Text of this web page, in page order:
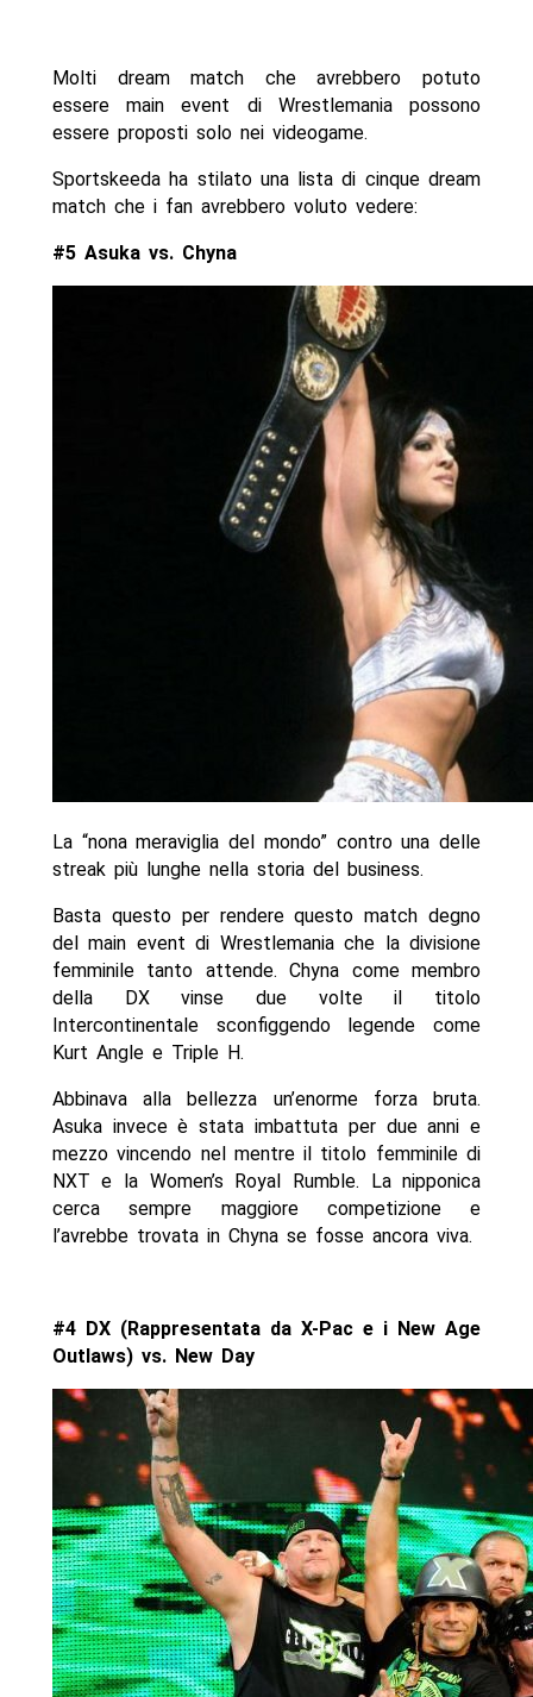
Molti dream match che avrebbero potuto
essere main event di Wrestlemania possono
essere proposti solo nei videogame.
Sportskeeda ha stilato una lista di cinque dream
match che i fan avrebbero voluto vedere:
#5 Asuka vs. Chyna
La “nona meraviglia del mondo” contro una delle
streak più lunghe nella storia del business.
Basta questo per rendere questo match degno
del main event di Wrestlemania che la divisione
femminile tanto attende. Chyna come membro
della DX vinse due volte il titolo
Intercontinentale sconfiggendo legende come
Kurt Angle e Triple H.
Abbinava alla bellezza un’enorme forza bruta.
Asuka invece è stata imbattuta per due anni e
mezzo vincendo nel mentre il titolo femminile di
NXT e la Women’s Royal Rumble. La nipponica
cerca sempre maggiore competizione e
l’avrebbe trovata in Chyna se fosse ancora viva.
#4 DX (Rappresentata da X-Pac e i New Age
Outlaws) vs. New Day